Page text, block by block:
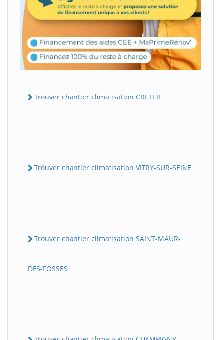
Trouver chantier climatisation CRETEIL
Trouver chantier climatisation VITRY-SUR-SEINE
Trouver chantier climatisation SAINT-MAUR-
DES-FOSSES